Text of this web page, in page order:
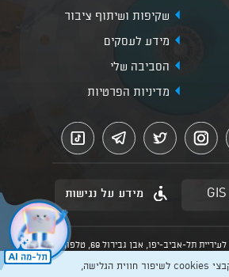
שקיפות ושיתוף ציבור
מידע לעסקים
הסביבה שלי
מדיניות הפרטיות
מידע על נגישות
כל הזכויות שמורות לעיריית תל-אביב-יפו, אבן גבירול 69, טלפון:
הקבוע בהוראות הדין הרלוונטיות כפי שתהיינה
אנו משתמשים בקבצי cookies לשיפור חווית הגלישה,